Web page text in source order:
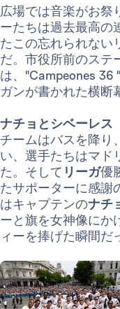
広場では音楽がお祭
ーたちは過去最高の
たこの忘れられない
だ。市役所前のステ
は、"Campeones 36
ガンが書かれた横断
ナチョとシベーレス
チームはバスを降り
い、選手たちはマド
た。そして リーガ優
たサポーターに感謝
はキャプテンのナチ
ーと旗を女神像にか
ィーを捧げた瞬間だ